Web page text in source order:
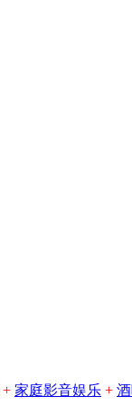
+ 家庭影音娱乐 +